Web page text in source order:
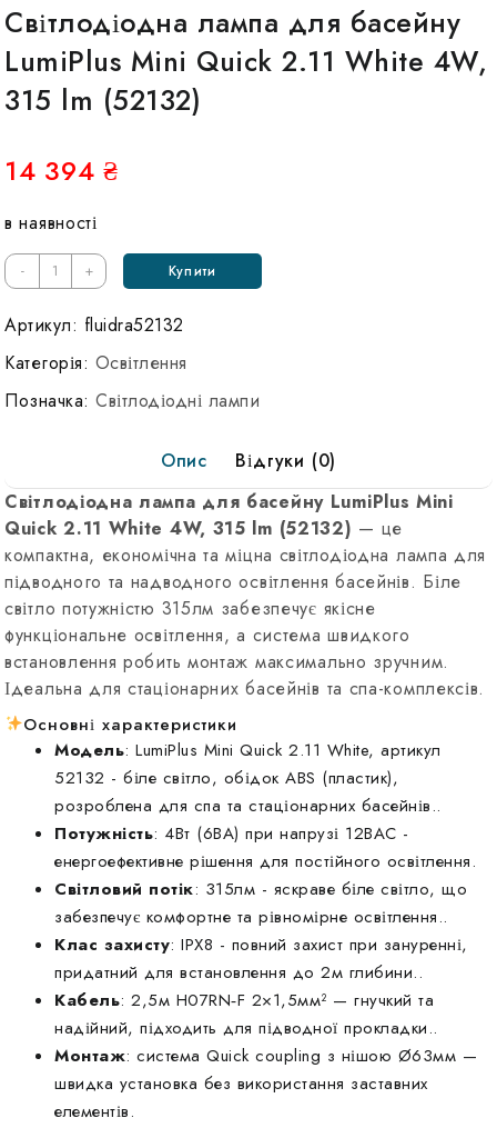
Світлодіодна лампа для басейну
LumiPlus Mini Quick 2.11 White 4W,
315 lm (52132)
14 394 ₴
в наявності
-
Кількість
Светодиодная
лампа
бассейна
LumiPlus
2.11
White
lm
(52132)
+ Купити
Артикул: fluidra52132
Категорія: Освітлення
Позначка: Світлодіодні лампи
Опис
Відгуки (0)
Світлодіодна лампа для басейну LumiPlus Mini
Quick 2.11 White 4W, 315 lm (52132) — це
компактна, економічна та міцна світлодіодна лампа для
підводного та надводного освітлення басейнів. Біле
світло потужністю 315лм забезпечує якісне
функціональне освітлення, а система швидкого
встановлення робить монтаж максимально зручним.
Ідеальна для стаціонарних басейнів та спа-комплексів.
Основні характеристики
Модель: LumiPlus Mini Quick 2.11 White, артикул
52132 - біле світло, обідок ABS (пластик),
розроблена для спа та стаціонарних басейнів..
Потужність: 4Вт (6ВА) при напрузі 12ВAC -
енергоефективне рішення для постійного освітлення.
Світловий потік: 315лм - яскраве біле світло, що
забезпечує комфортне та рівномірне освітлення..
Клас захисту: IPX8 - повний захист при зануренні,
придатний для встановлення до 2м глибини..
Кабель: 2,5м H07RN‑F 2×1,5мм² — гнучкий та
надійний, підходить для підводної прокладки..
Монтаж: система Quick coupling з нішою Ø63мм —
швидка установка без використання заставних
елементів.